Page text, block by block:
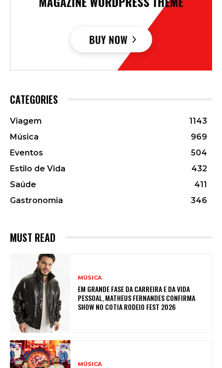
CATEGORIES
Viagem
1143
Música
969
Eventos
504
Estilo de Vida
432
Saúde
411
Gastronomia
346
MUST READ
MÚSICA
EM GRANDE FASE DA CARREIRA E DA VIDA
PESSOAL, MATHEUS FERNANDES CONFIRMA
SHOW NO COTIA RODEIO FEST 2026
MÚSICA